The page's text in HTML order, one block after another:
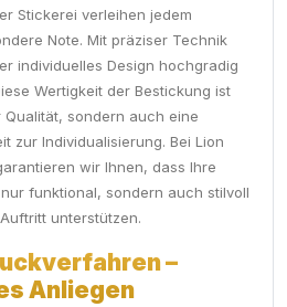
Stickerei verleihen jedem
Note. Mit präziser Technik
individuelles Design hochgradig
Wertigkeit der Bestickung ist
sondern auch eine
zur Individualisierung. Bei Lion
wir Ihnen, dass Ihre
funktional, sondern auch stilvoll
unterstützen.
–
Anliegen